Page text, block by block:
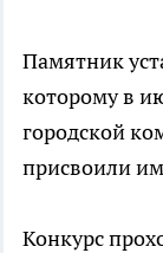
Памятник
которому в
городской
присвоили
Конкурс